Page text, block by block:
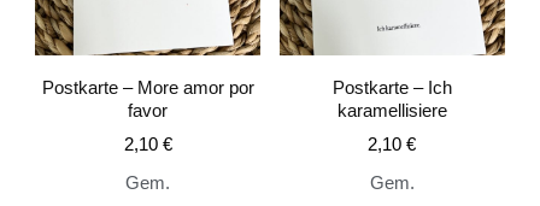
Postkarte – More amor por
favor
2,10 €
Gem.
Postkarte – Ich
karamellisiere
2,10€
Gem.